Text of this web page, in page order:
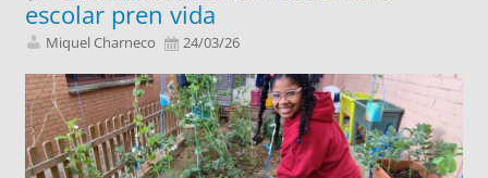
escolar pren vida
Miquel Charneco 24/03/26